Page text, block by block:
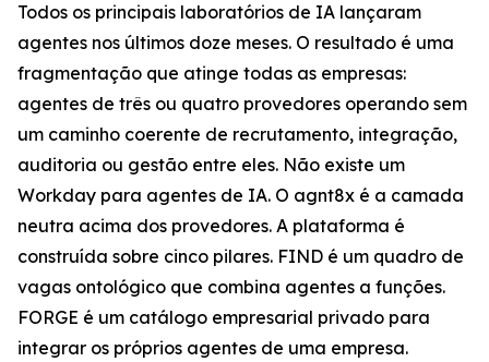
Todos os principais laboratórios de IA lançaram
agentes nos últimos doze meses. O resultado é uma
fragmentação que atinge todas as empresas:
agentes de três ou quatro provedores operando sem
um caminho coerente de recrutamento, integração,
auditoria ou gestão entre eles. Não existe um
Workday para agentes de IA. O agnt8x é a camada
neutra acima dos provedores. A plataforma é
construída sobre cinco pilares. FIND é um quadro de
vagas ontológico que combina agentes a funções.
FORGE é um catálogo empresarial privado para
integrar os próprios agentes de uma empresa.